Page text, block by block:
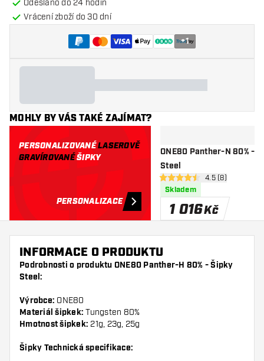
Odesláno do 24 hodin
Vrácení zboží do 30 dní
+1
MOHLY BY VÁS TAKÉ ZAJÍMAT?
PERSONALIZOVANÉLASEROVĚ
GRAVÍROVANÉŠIPKY
PERSONALIZACE
ONE80 Panther-N 80% -
Steel
otevřít panel
4.5 hodnoticí hvězdičky
4.5 (8)
Skladem
1 016Kč
INFORMACE O PRODUKTU
Podrobnosti o produktu ONE80 Panther-H 80% - Šipky
Steel:
Výrobce: ONE80
Materiál šipkek: Tungsten 80%
Hmotnost šipkek: 21g, 23g, 25g
Šipky Technická specifikace: